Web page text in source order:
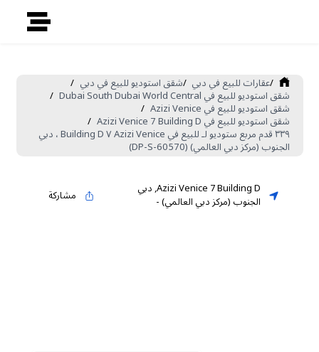
/عقارات للبيع في دبي /شقق استوديو للبيع في دبي /
شقق استوديو للبيع في Dubai South Dubai World Central /
شقق استوديو للبيع في Azizi Venice /
شقق استوديو للبيع في Azizi Venice 7 Building D /
٣٣٩ قدم مربع ستوديو لـ للبيع في Azizi Venice ٧ Building D ، دبي
الجنوب (مركز دبي العالمي) (DP-S-60570)
Azizi Venice 7 Building D
,دبي
الجنوب (مركز دبي العالمي)- مشاركة